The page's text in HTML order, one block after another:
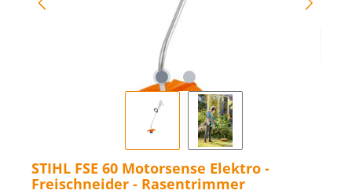
STIHL FSE 60 Motorsense Elektro -
Freischneider - Rasentrimmer